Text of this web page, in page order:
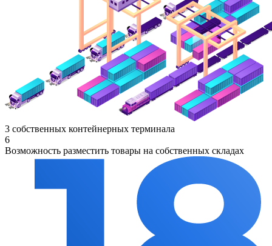
3 собственных контейнерных терминала
6
Возможность разместить товары на собственных складах